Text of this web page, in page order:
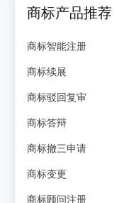
商标产品推荐
商标智能注册
商标续展
商标驳回复审
商标答辩
商标撤三申请
商标变更
商标顾问注册